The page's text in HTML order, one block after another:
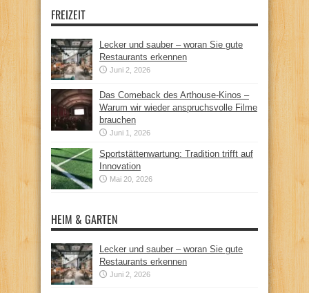
FREIZEIT
Lecker und sauber – woran Sie gute
Restaurants erkennen
Juni 2, 2026
Das Comeback des Arthouse-Kinos –
Warum wir wieder anspruchsvolle Filme
brauchen
Juni 1, 2026
Sportstättenwartung: Tradition trifft auf
Innovation
Mai 20, 2026
HEIM & GARTEN
Lecker und sauber – woran Sie gute
Restaurants erkennen
Juni 2, 2026